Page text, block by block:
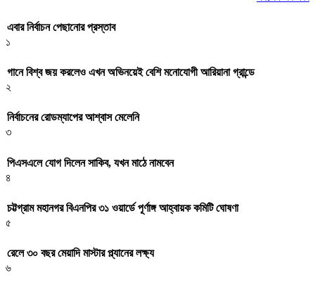
এবার নির্বাচন পেছানোর প্রস্তাব
১
গানে বিশ্ব জয় করলেও এখন অভিনয়েই বেশি মনোযোগী আরিয়ানা গ্রান্ডে
২
নির্বাচনের রোডম্যাপের আশ্বাস মেলেনি
৩
পিএসএলে যোগ দিলেন সাকিব, যখন মাঠে নামবেন
৪
চট্টগ্রাম মহানগর বিএনপির ৩১ ওয়ার্ডে পূর্ণাঙ্গ আহ্বায়ক কমিটি ঘোষণা
৫
রেলে ৩০ বছর মেয়াদি মাস্টার প্ল্যানের লক্ষ্য
৬